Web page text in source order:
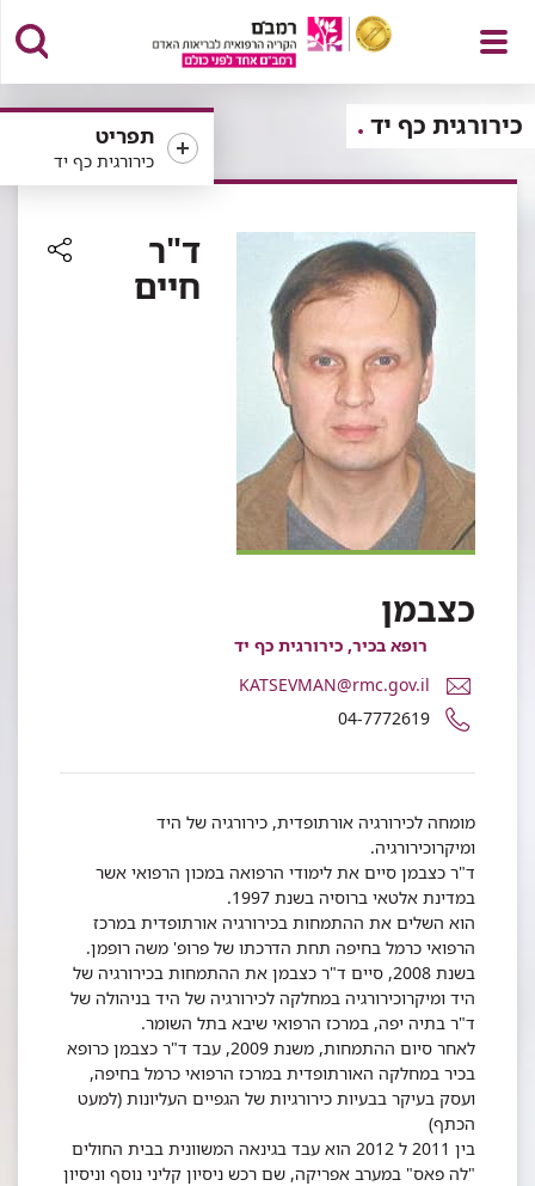
פתח
תפריט
תפריט
כירורגית כף יד
כירורגית כף יד
ד"ר
חיים
כצבמן
רופא בכיר, כירורגית כף יד
דואר
אלקטרוני
ד"ר
כצבמן
KATSEVMAN@rmc.gov.il
מספר
טלפון
חיים
כצבמן
04-7772619
מומחה לכירורגיה אורתופדית, כירורגיה של היד
ומיקרוכירורגיה.
ד"ר כצבמן סיים את לימודי הרפואה במכון הרפואי אשר
במדינת אלטאי ברוסיה בשנת 1997.
הוא השלים את ההתמחות בכירורגיה אורתופדית במרכז
הרפואי כרמל בחיפה תחת הדרכתו של פרופ' משה רופמן.
בשנת 2008, סיים ד"ר כצבמן את ההתמחות בכירורגיה של
היד ומיקרוכירורגיה במחלקה לכירורגיה של היד בניהולה של
ד"ר בתיה יפה, במרכז הרפואי שיבא בתל השומר.
לאחר סיום ההתמחות, משנת 2009, עבד ד"ר כצבמן כרופא
בכיר במחלקה האורתופדית במרכז הרפואי כרמל בחיפה,
ועסק בעיקר בבעיות כירורגיות של הגפיים העליונות (למעט
הכתף)
בין 2011 ל 2012 הוא עבד בגינאה המשוונית בבית החולים
"לה פאס" במערב אפריקה, שם רכש ניסיון קליני נוסף וניסיון